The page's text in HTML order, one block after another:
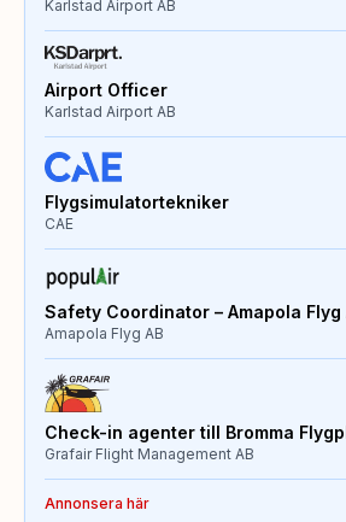
Karlstad Airport AB
Airport Officer
Karlstad Airport AB
Flygsimulatortekniker
CAE
Safety Coordinator – Amapola Flyg
Amapola Flyg AB
Check-in agenter till Bromma
Grafair Flight Management AB
Annonsera här